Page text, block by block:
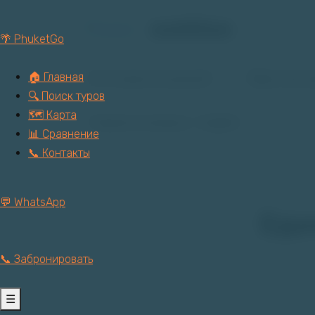
содержанию
🌴 PhuketGo
🏠 Главная
🔍 Поиск туров
🗺️ Карта
📊 Сравнение
📞 Контакты
💬 WhatsApp
📞 Забронировать
☰